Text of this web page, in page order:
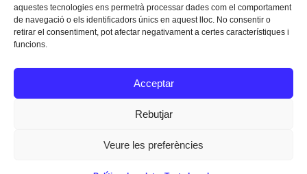
aquestes tecnologies ens permetrà processar dades com el comportament
de navegació o els identificadors únics en aquest lloc. No consentir o
retirar el consentiment, pot afectar negativament a certes característiques i
funcions.
Acceptar
Rebutjar
Veure les preferències
Instagram
Facebook
Twitter
Texts Legals